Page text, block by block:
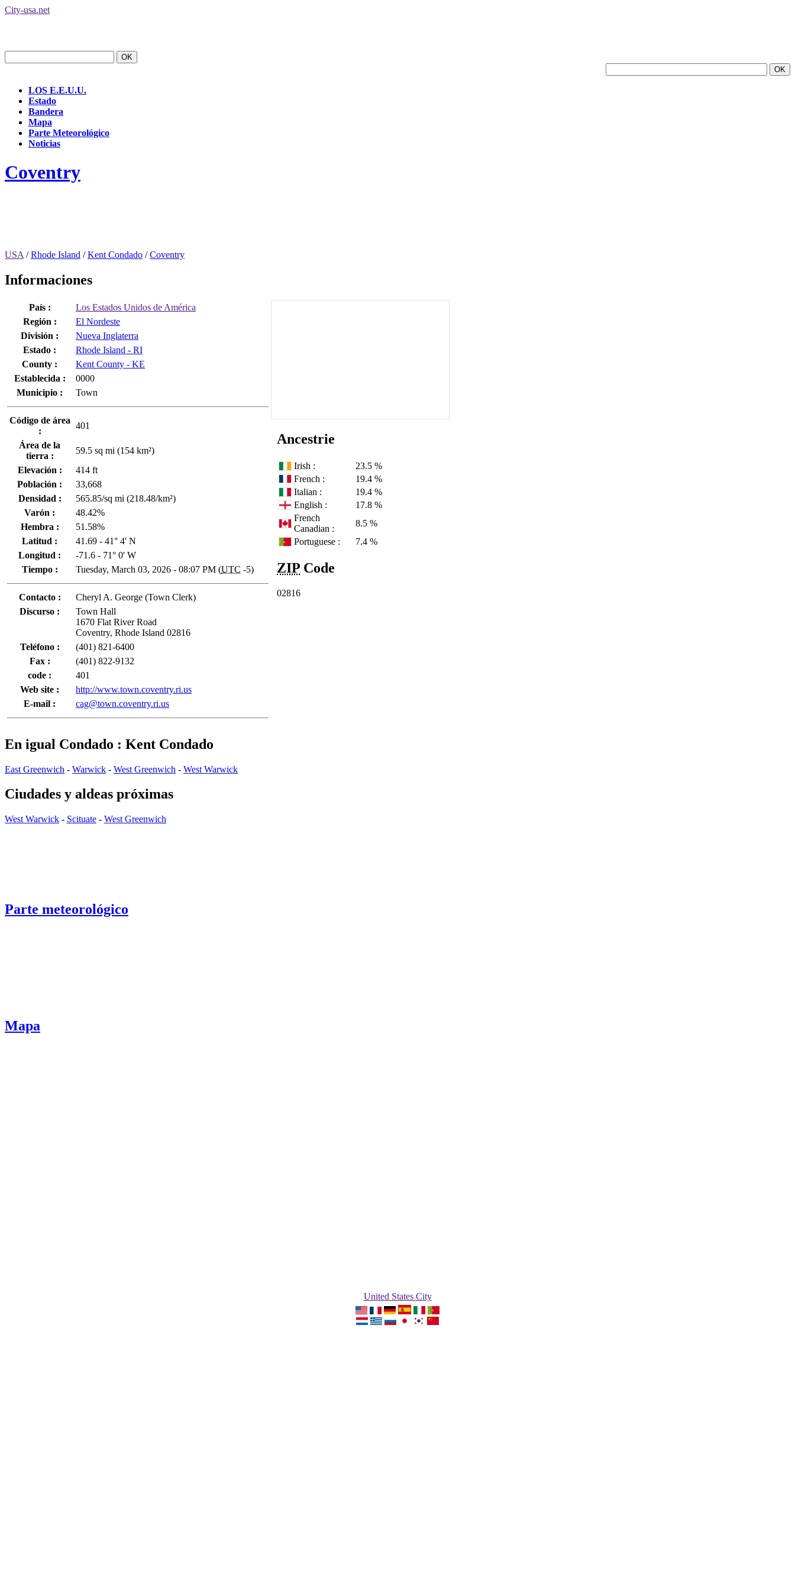
City-usa.net
LOS E.E.U.U.
Estado
Bandera
Mapa
Parte Meteorológico
Noticias
Coventry
USA /Rhode Island /Kent Condado /Coventry
Informaciones
País :
Los Estados Unidos de América
Región :
El Nordeste
División :
Nueva Inglaterra
Estado :
Rhode Island - RI
County :
Kent County - KE
Establecida :
0000
Municipio :
Town
Código de área
:
401
Área de la
tierra :
59.5 sq mi (154 km²)
Elevación :
414 ft
Población :
33,668
Densidad :
565.85/sq mi (218.48/km²)
Varón :
48.42%
Hembra :
51.58%
Latitud :
41.69 - 41° 4' N
Longitud :
-71.6 - 71° 0' W
Tiempo :
Tuesday, March 03, 2026 - 08:07 PM (UTC -5)
Contacto :
Cheryl A. George (Town Clerk)
Discurso :
Town Hall
1670 Flat River Road
Coventry, Rhode Island 02816
Teléfono :
(401) 821-6400
Fax :
(401) 822-9132
code :
401
Web site :
http://www.town.coventry.ri.us
E-mail :
cag@town.coventry.ri.us
Ancestrie
Irish :
23.5 %
French :
19.4 %
Italian :
19.4 %
English :
17.8 %
French
Canadian :
8.5 %
Portuguese :
7.4 %
ZIP Code
02816
En igual Condado : Kent Condado
East Greenwich - Warwick - West Greenwich - West Warwick
Ciudades y aldeas próximas
West Warwick - Scituate - West Greenwich
Parte meteorológico
Mapa
United States City